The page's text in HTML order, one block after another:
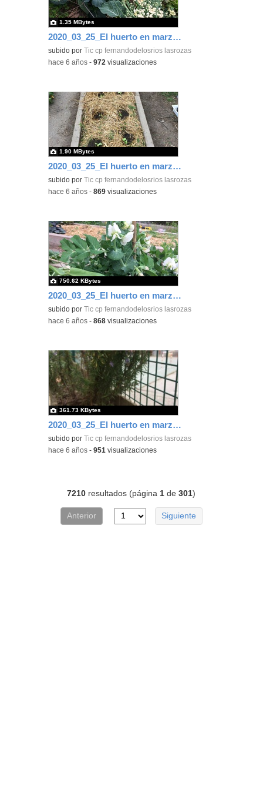
2020_03_25_El huerto en marzo_CEIP FDLR_Las Rozas 4
subido por Tic cp fernandodelosrios lasrozas
1.35 MBytes
-hace 6 años -972 visualizaciones
2020_03_25_El huerto en marzo_CEIP FDLR_Las Rozas 5
subido por Tic cp fernandodelosrios lasrozas
1.90 MBytes
-hace 6 años -869 visualizaciones
2020_03_25_El huerto en marzo_CEIP FDLR_Las Rozas 3
subido por Tic cp fernandodelosrios lasrozas
750.62 KBytes
-hace 6 años -868 visualizaciones
2020_03_25_El huerto en marzo_CEIP FDLR_Las Rozas 1
subido por Tic cp fernandodelosrios lasrozas
361.73 KBytes
-hace 6 años -951 visualizaciones
7210 resultados (página 1 de301)
Anterior Siguiente